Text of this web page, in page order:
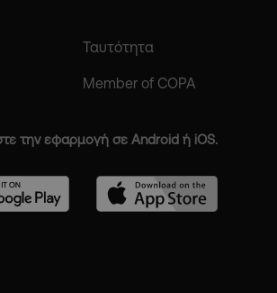
Ταυτότητα
Member of COPA
την εφαρμογή σε Android ή iOS.